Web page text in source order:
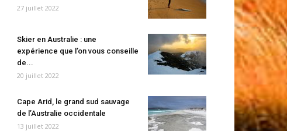
27 juillet 2022
Skier en Australie : une
expérience que l’on vous conseille
de...
20 juillet 2022
Cape Arid, le grand sud sauvage
de l’Australie occidentale
13 juillet 2022